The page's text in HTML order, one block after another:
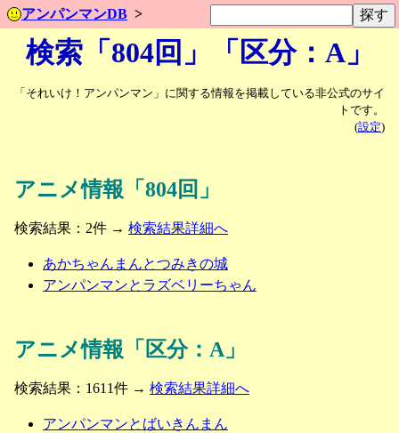
アンパンマンDB
検索「804回」「区分：A」
「それいけ！アンパンマン」に関する情報を掲載している非公式のサイ
トです。
(設定)
アニメ情報「804回」
検索結果：2件 → 検索結果詳細へ
あかちゃんまんとつみきの城
アンパンマンとラズベリーちゃん
アニメ情報「区分：A」
検索結果：1611件 → 検索結果詳細へ
アンパンマンとばいきんまん